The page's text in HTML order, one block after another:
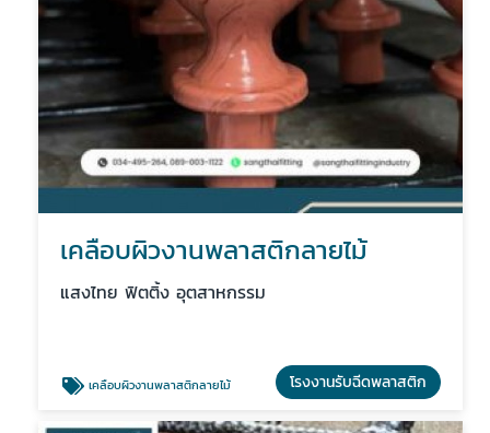
เคลือบผิวงานพลาสติกลายไม้
แสงไทย ฟิตติ้ง อุตสาหกรรม
เคลือบผิวงานพลาสติกลายไม้ โรงงานรับฉีดพลาสติก